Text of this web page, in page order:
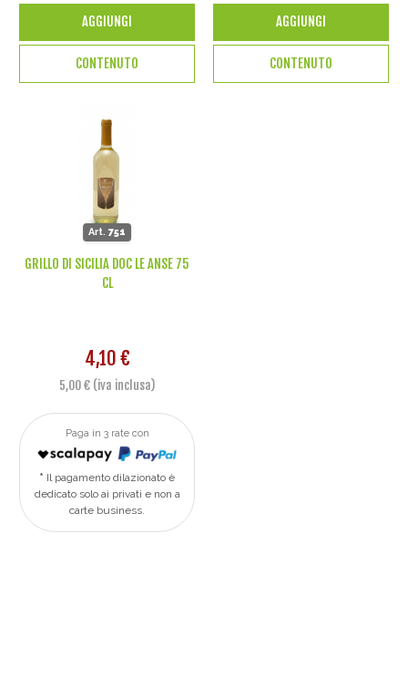
AGGIUNGI
CONTENUTO
AGGIUNGI
CONTENUTO
Art.751
GRILLO DI SICILIA DOC LE ANSE 75
CL
4,10 €
5,00 € (iva inclusa)
Paga in 3 rate con
Il pagamento dilazionato è
dedicato solo ai privati e non a
carte business.